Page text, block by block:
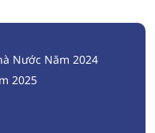
Nước Năm 2024
2025